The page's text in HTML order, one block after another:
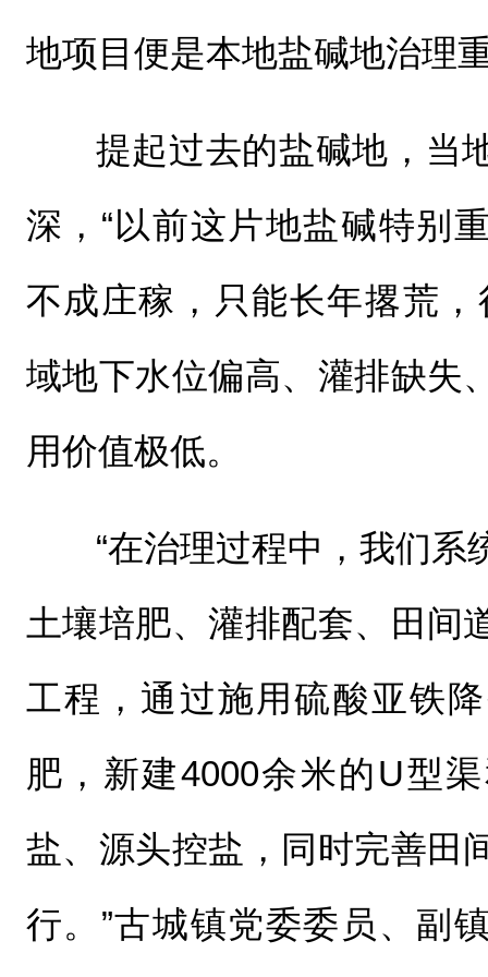
地项目便是本地盐碱地治理
提起过去的盐碱地，当
深，“以前这片地盐碱特别
不成庄稼，只能长年撂荒，
域地下水位偏高、灌排缺失
用价值极低。
“在治理过程中，我们系
土壤培肥、灌排配套、田间
工程，通过施用硫酸亚铁
肥，新建4000余米的U型
盐、源头控盐，同时完善田
行。”古城镇党委委员、副